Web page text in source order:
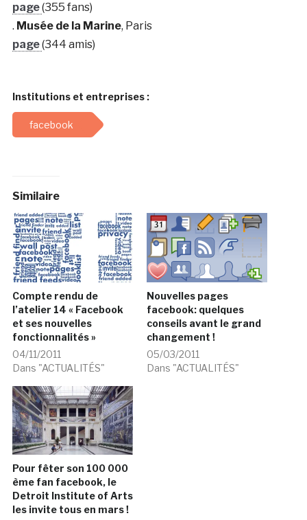
page(355 fans)
. Musée de la Marine, Paris
page(344 amis)
Institutions et entreprises :
facebook
Similaire
Compte rendu de
l’atelier 14 « Facebook
et ses nouvelles
fonctionnalités »
04/11/2011
Dans "ACTUALITÉS"
Nouvelles pages
facebook: quelques
conseils avant le grand
changement !
05/03/2011
Dans "ACTUALITÉS"
Pour fêter son 100 000
ème fan facebook, le
Detroit Institute of Arts
les invite tous en mars !